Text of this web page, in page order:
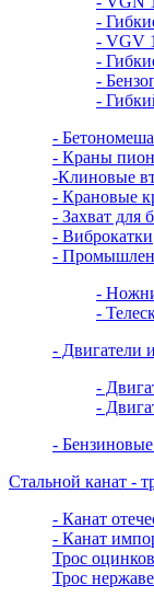
-
- VGV
-
-
-
-
- Краны
-Клиновые
- Крановые
- Захват для
- Виброкатки
-
-
-
- Двигатели
-
-
-
Стальной канат -
- Канат
- Канат
Трос
Трос